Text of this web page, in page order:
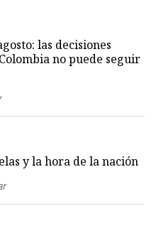
las decisiones
no puede seguir
y la hora de la nación